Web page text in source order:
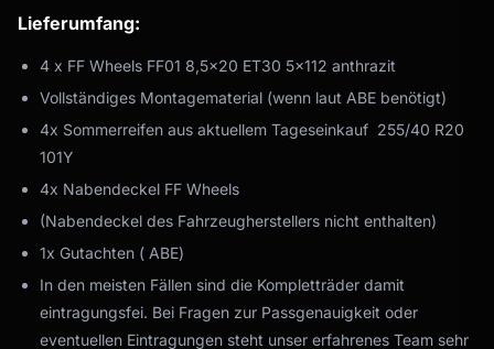
Lieferumfang:
4 x FF Wheels FF01 8,5x20 ET30 5x112 anthrazit
Vollständiges Montagematerial (wenn laut ABE benötigt)
4x Sommerreifen aus aktuellem Tageseinkauf 255/40 R20
101Y
4x Nabendeckel FF Wheels
(Nabendeckel des Fahrzeugherstellers nicht enthalten)
1x Gutachten ( ABE)
In den meisten Fällen sind die Kompletträder damit
eintragungsfei. Bei Fragen zur Passgenauigkeit oder
eventuellen Eintragungen steht unser erfahrenes Team sehr